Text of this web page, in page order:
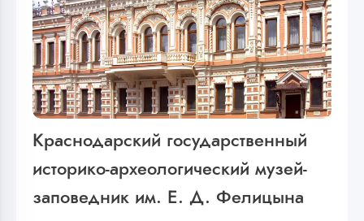
Краснодарский государственный
историко-археологический музей-
заповедник им. Е. Д. Фелицына